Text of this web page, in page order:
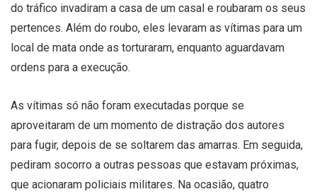
do tráfico invadiram a casa de um casal e roubaram os seus
pertences. Além do roubo, eles levaram as vítimas para um
local de mata onde as torturaram, enquanto aguardavam
ordens para a execução.
As vítimas só não foram executadas porque se
aproveitaram de um momento de distração dos autores
para fugir, depois de se soltarem das amarras. Em seguida,
pediram socorro a outras pessoas que estavam próximas,
que acionaram policiais militares. Na ocasião, quatro